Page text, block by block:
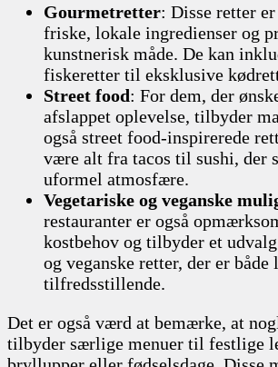
Gourmetretter: Disse retter
friske, lokale ingredienser og
kunstnerisk måde. De kan
fiskeretter til eksklusive
Street food: For dem, der
afslappet oplevelse, tilbyder
også street food-inspirerede
være alt fra tacos til sushi, der
uformel atmosfære.
Vegetariske og veganske
restauranter er også
kostbehov og tilbyder et
og veganske retter, der er både
tilfredsstillende.
Det er også værd at bemærke, at
tilbyder særlige menuer til festlige